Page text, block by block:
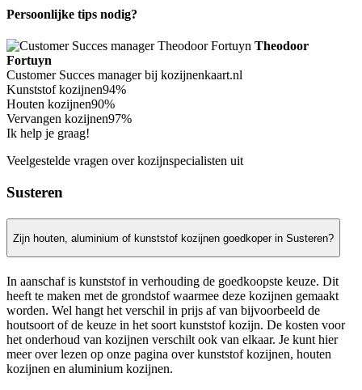
Persoonlijke tips nodig?
Theodoor
Fortuyn
Customer Succes manager bij kozijnenkaart.nl
Kunststof kozijnen94%
Houten kozijnen90%
Vervangen kozijnen97%
Ik help je graag!
Veelgestelde vragen over kozijnspecialisten uit
Susteren
Zijn houten, aluminium of kunststof kozijnen goedkoper in Susteren?
In aanschaf is kunststof in verhouding de goedkoopste keuze. Dit
heeft te maken met de grondstof waarmee deze kozijnen gemaakt
worden. Wel hangt het verschil in prijs af van bijvoorbeeld de
houtsoort of de keuze in het soort kunststof kozijn. De kosten voor
het onderhoud van kozijnen verschilt ook van elkaar. Je kunt hier
meer over lezen op onze pagina over kunststof kozijnen, houten
kozijnen en aluminium kozijnen.